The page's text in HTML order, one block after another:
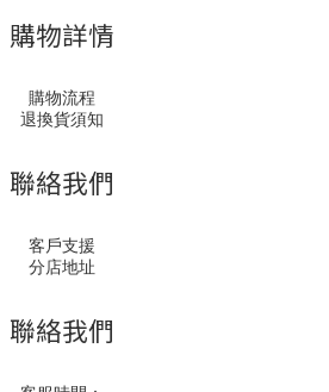
購物詳情
購物流程
退換貨須知
聯絡我們
客戶支援
分店地址
聯絡我們